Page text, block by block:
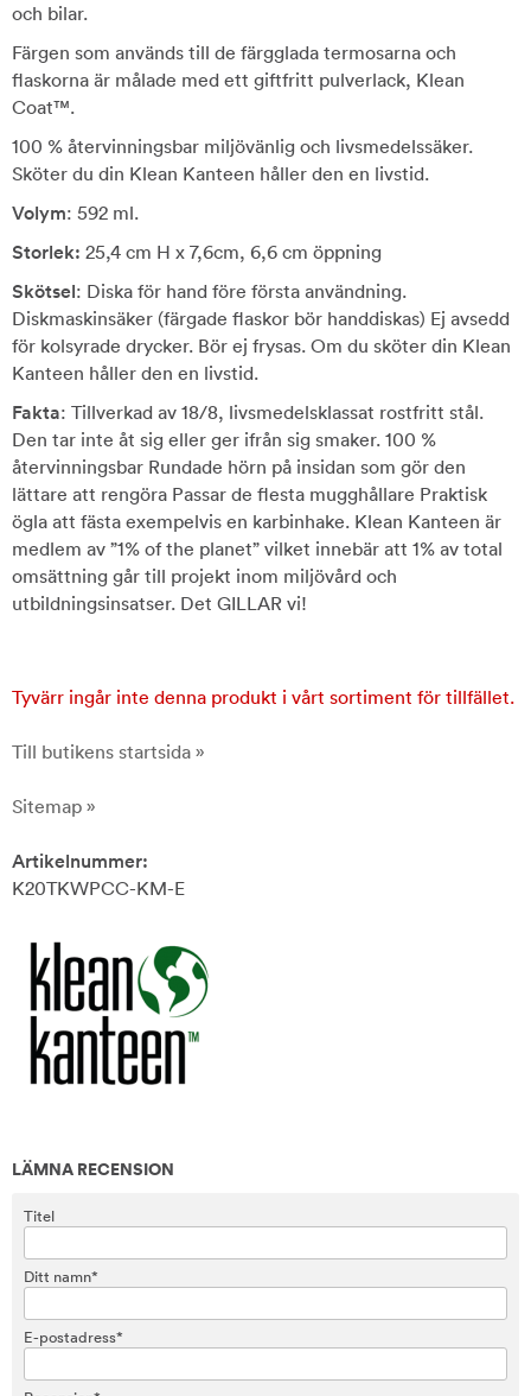
och bilar.
Färgen som används till de färgglada termosarna och
flaskorna är målade med ett giftfritt pulverlack, Klean
Coat™.
100 % återvinningsbar miljövänlig och livsmedelssäker.
Sköter du din Klean Kanteen håller den en livstid.
Volym: 592 ml.
Storlek: 25,4 cm H x 7,6cm, 6,6 cm öppning
Skötsel: Diska för hand före första användning.
Diskmaskinsäker (färgade flaskor bör handdiskas) Ej avsedd
för kolsyrade drycker. Bör ej frysas. Om du sköter din Klean
Kanteen håller den en livstid.
Fakta: Tillverkad av 18/8, livsmedelsklassat rostfritt stål.
Den tar inte åt sig eller ger ifrån sig smaker. 100 %
återvinningsbar Rundade hörn på insidan som gör den
lättare att rengöra Passar de flesta mugghållare Praktisk
ögla att fästa exempelvis en karbinhake. Klean Kanteen är
medlem av ”1% of the planet” vilket innebär att 1% av total
omsättning går till projekt inom miljövård och
utbildningsinsatser. Det GILLAR vi!
Tyvärr ingår inte denna produkt i vårt sortiment för tillfället.
Till butikens startsida »
Sitemap »
Artikelnummer:
K20TKWPCC-KM-E
LÄMNA RECENSION
Titel
Ditt namn*
E-postadress*